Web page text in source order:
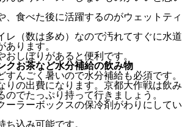
、食べた後に活躍するのがウェットティ
レ（数は多め）なので汚れてすぐに水道
あります。
おしぼりがあると便利です。
クお茶など水分補給の飲み物
すんごく暑いので水分補給も必須です。
りの出費になります。京都大作戦は飲み
のでたっぷり持って行きましょう。
ーラーボックスの保冷剤がわりにしてい
ち込み可能です。